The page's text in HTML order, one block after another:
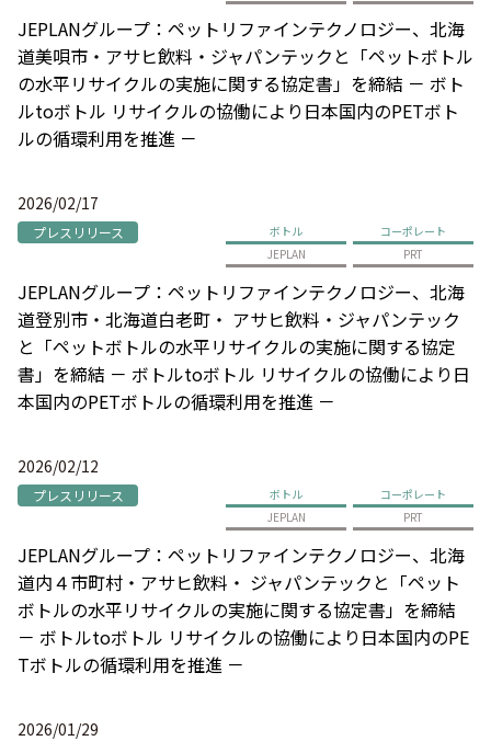
JEPLANグループ：ペットリファインテクノロジー、北海
道美唄市・アサヒ飲料・ジャパンテックと「ペットボトル
の水平リサイクルの実施に関する協定書」を締結 － ボト
ルtoボトル リサイクルの協働により日本国内のPETボト
ルの循環利用を推進 －
2026/02/17
プレスリリース ボトル
コーポレート
JEPLAN
PRT
JEPLANグループ：ペットリファインテクノロジー、北海
道登別市・北海道白老町・ アサヒ飲料・ジャパンテック
と「ペットボトルの水平リサイクルの実施に関する協定
書」を締結 － ボトルtoボトル リサイクルの協働により日
本国内のPETボトルの循環利用を推進 －
2026/02/12
プレスリリース ボトル
コーポレート
JEPLAN
PRT
JEPLANグループ：ペットリファインテクノロジー、北海
道内４市町村・アサヒ飲料・ ジャパンテックと「ペット
ボトルの水平リサイクルの実施に関する協定書」を締結
－ ボトルtoボトル リサイクルの協働により日本国内のPE
Tボトルの循環利用を推進 －
2026/01/29